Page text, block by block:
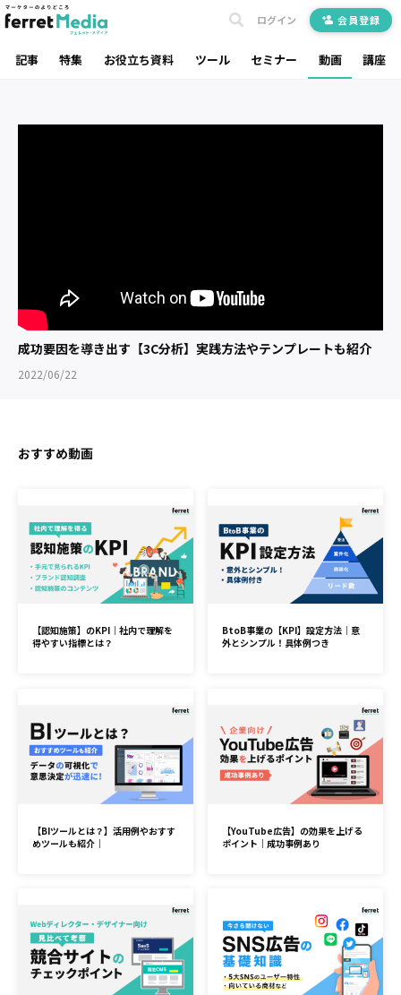
記事 特集 お役立ち資料 ツール セミナー 動画 講座
ログイン 会員登録
成功要因を導き出す【3C分析】実践方法やテンプレートも紹介
2022/06/22
おすすめ動画
【認知施策】のKPI｜社内で理解を
得やすい指標とは？
BtoB事業の【KPI】設定方法｜意
外とシンプル！具体例つき
【BIツールとは？】活用例やおすす
めツールも紹介｜
【YouTube広告】の効果を上げる
ポイント｜成功事例あり